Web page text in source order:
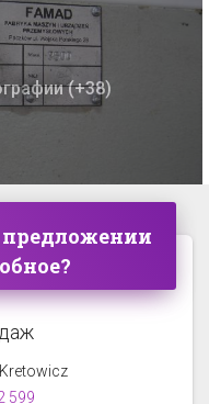
(+38)
предложении
599